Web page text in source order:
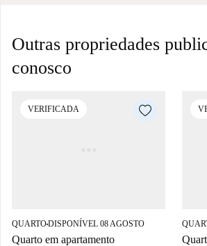
Outras propriedades
conosco
VERIFICADA
QUARTO■DISPONÍVEL 08 AGOSTO
Quarto em apartamento